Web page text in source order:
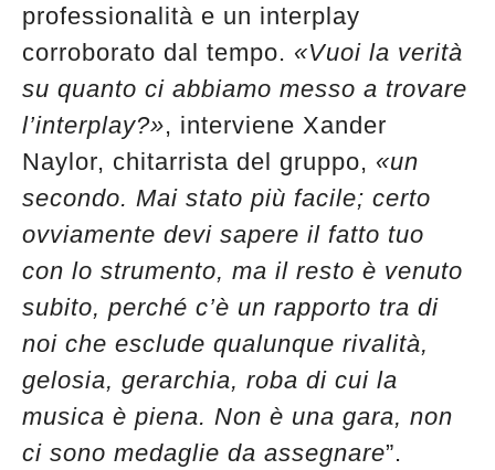
professionalità e un interplay
corroborato dal tempo. «Vuoi la verità
su quanto ci abbiamo messo a trovare
l’interplay?», interviene Xander
Naylor, chitarrista del gruppo, «un
secondo. Mai stato più facile; certo
ovviamente devi sapere il fatto tuo
con lo strumento, ma il resto è venuto
subito, perché c’è un rapporto tra di
noi che esclude qualunque rivalità,
gelosia, gerarchia, roba di cui la
musica è piena. Non è una gara, non
ci sono medaglie da assegnare”.